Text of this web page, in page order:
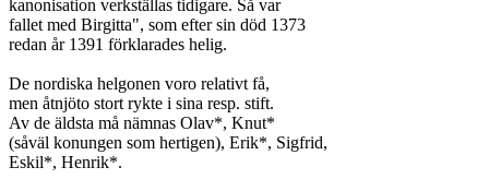
kanonisation verkställas tidigare. Så var
fallet med Birgitta", som efter sin död 1373
redan år 1391 förklarades helig.
De nordiska helgonen voro relativt få,
men åtnjöto stort rykte i sina resp. stift.
Av de äldsta må nämnas Olav*, Knut*
(såväl konungen som hertigen), Erik*, Sigfrid,
Eskil*, Henrik*.